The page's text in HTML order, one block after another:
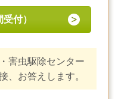
付）
害虫駆除センター
、お答えします。